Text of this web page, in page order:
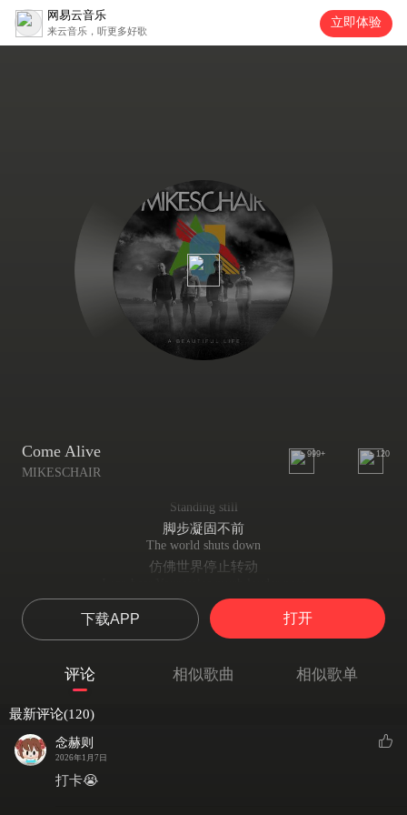
网易云音乐
来云音乐，听更多好歌
立即体验
Come Alive
MIKESCHAIR
999+ 120
Standing still
脚步凝固不前
The world shuts down
仿佛世界停止转动
此刻我能听到你的声音更嘹亮
You feel so close, to where I am
你靠近我所在之处
犹如溪河缓缓流入
下载APP 打开
评论 相似歌曲 相似歌单
最新评论(120)
念赫则
2026年1月7日
打卡😭